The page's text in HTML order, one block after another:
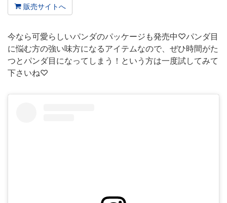
販売サイトへ
今なら可愛らしいパンダのパッケージも発売中♡パンダ目
に悩む方の強い味方になるアイテムなので、ぜひ時間がた
つとパンダ目になってしまう！という方は一度試してみて
下さいね♡